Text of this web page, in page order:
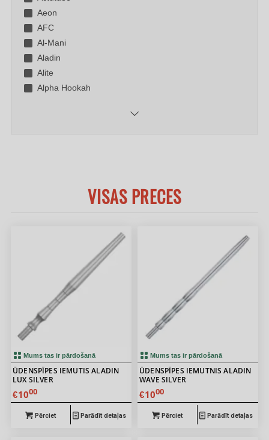
Aeon
AFC
Al-Mani
Aladin
Alite
Alpha Hookah
VISAS PRECES
Mums tas ir pārdošanā
ŪDENSPĪPES IEMUTIS ALADIN
LUX SILVER
€1000
Pērciet Parādīt detaļas
Mums tas ir pārdošanā
ŪDENSPĪPES IEMUTNIS ALADIN
WAVE SILVER
€1000
Pērciet Parādīt detaļas